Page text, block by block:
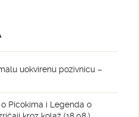
uokvirenu pozivnicu –
Picokima i Legenda o